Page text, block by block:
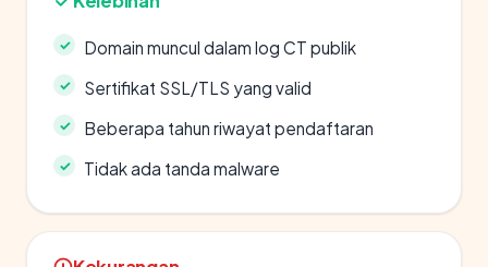
Domain muncul dalam log CT publik
Sertifikat SSL/TLS yang valid
Beberapa tahun riwayat pendaftaran
Tidak ada tanda malware